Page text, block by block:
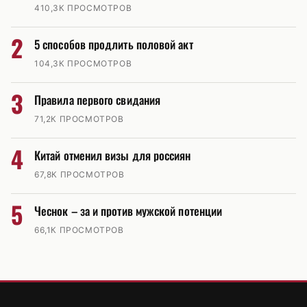
410,3К ПРОСМОТРОВ
2 5 способов продлить половой акт
104,3К ПРОСМОТРОВ
3 Правила первого свидания
71,2К ПРОСМОТРОВ
4 Китай отменил визы для россиян
67,8К ПРОСМОТРОВ
5 Чеснок – за и против мужской потенции
66,1К ПРОСМОТРОВ